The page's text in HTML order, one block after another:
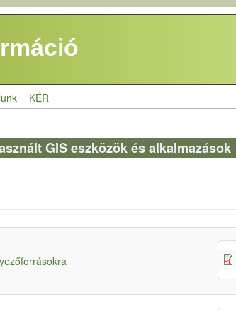
KÉR
GIS eszközök és alkalmazások